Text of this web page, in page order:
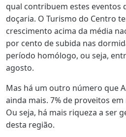
qual contribuem estes eventos
doçaria. O Turismo do Centro
crescimento acima da média
por cento de subida nas
período homólogo, ou seja,
agosto.
Mas há um outro número que
ainda mais. 7% de proveitos
Ou seja, há mais riqueza a ser
desta região.